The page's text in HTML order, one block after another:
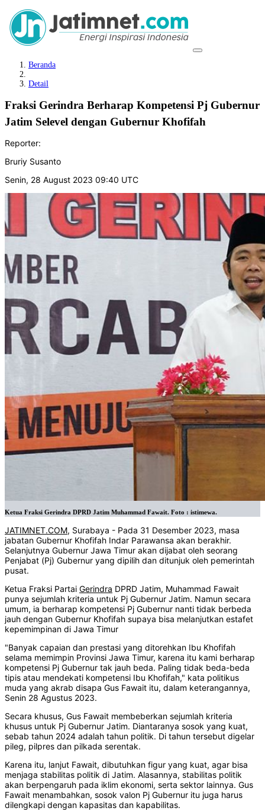
Beranda
Detail
Fraksi Gerindra Berharap Kompetensi Pj Gubernur
Jatim Selevel dengan Gubernur Khofifah
Reporter:
Bruriy Susanto
Senin, 28 August 2023 09:40 UTC
Ketua Fraksi Gerindra DPRD Jatim Muhammad Fawait. Foto : istimewa.
JATIMNET.COM, Surabaya - Pada 31 Desember 2023, masa
jabatan Gubernur Khofifah Indar Parawansa akan berakhir.
Selanjutnya Gubernur Jawa Timur akan dijabat oleh seorang
Penjabat (Pj) Gubernur yang dipilih dan ditunjuk oleh pemerintah
pusat.
Ketua Fraksi Partai Gerindra DPRD Jatim, Muhammad Fawait
punya sejumlah kriteria untuk Pj Gubernur Jatim. Namun secara
umum, ia berharap kompetensi Pj Gubernur nanti tidak berbeda
jauh dengan Gubernur Khofifah supaya bisa melanjutkan estafet
kepemimpinan di Jawa Timur
"Banyak capaian dan prestasi yang ditorehkan Ibu Khofifah
selama memimpin Provinsi Jawa Timur, karena itu kami berharap
kompetensi Pj Gubernur tak jauh beda. Paling tidak beda-beda
tipis atau mendekati kompetensi Ibu Khofifah," kata politikus
muda yang akrab disapa Gus Fawait itu, dalam keterangannya,
Senin 28 Agustus 2023.
Secara khusus, Gus Fawait membeberkan sejumlah kriteria
khusus untuk Pj Gubernur Jatim. Diantaranya sosok yang kuat,
sebab tahun 2024 adalah tahun politik. Di tahun tersebut digelar
pileg, pilpres dan pilkada serentak.
Karena itu, lanjut Fawait, dibutuhkan figur yang kuat, agar bisa
menjaga stabilitas politik di Jatim. Alasannya, stabilitas politik
akan berpengaruh pada iklim ekonomi, serta sektor lainnya. Gus
Fawait menambahkan, sosok valon Pj Gubernur itu juga harus
dilengkapi dengan kapasitas dan kapabilitas.